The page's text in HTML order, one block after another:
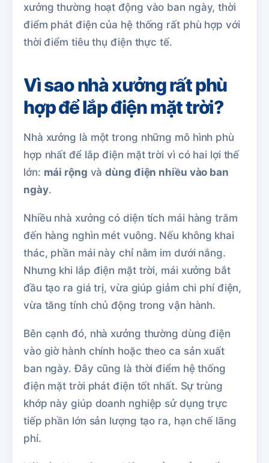
xưởng thường hoạt động vào ban ngày, thời
điểm phát điện của hệ thống rất phù hợp với
thời điểm tiêu thụ điện thực tế.
Vì sao nhà xưởng rất phù
hợp để lắp điện mặt trời?
Nhà xưởng là một trong những mô hình phù
hợp nhất để lắp điện mặt trời vì có hai lợi thế
lớn: mái rộng vàdùng điện nhiều vào ban
ngày.
Nhiều nhà xưởng có diện tích mái hàng trăm
đến hàng nghìn mét vuông. Nếu không khai
thác, phần mái này chỉ nằm im dưới nắng.
Nhưng khi lắp điện mặt trời, mái xưởng bắt
đầu tạo ra giá trị, vừa giúp giảm chi phí điện,
vừa tăng tính chủ động trong vận hành.
Bên cạnh đó, nhà xưởng thường dùng điện
vào giờ hành chính hoặc theo ca sản xuất
ban ngày. Đây cũng là thời điểm hệ thống
điện mặt trời phát điện tốt nhất. Sự trùng
khớp này giúp doanh nghiệp sử dụng trực
tiếp phần lớn sản lượng tạo ra, hạn chế lãng
phí.